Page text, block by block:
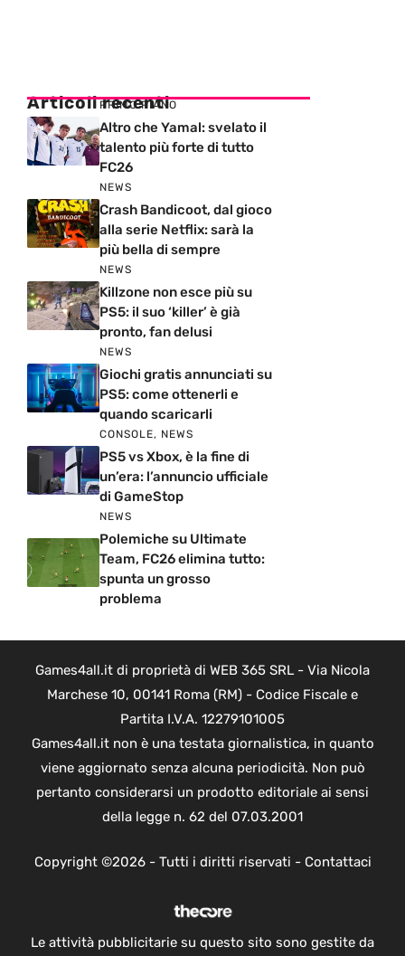
Articoli recenti
PRIMO PIANO
Altro che Yamal: svelato il
talento più forte di tutto
FC26
NEWS
Crash Bandicoot, dal gioco
alla serie Netflix: sarà la
più bella di sempre
NEWS
Killzone non esce più su
PS5: il suo ‘killer’ è già
pronto, fan delusi
NEWS
Giochi gratis annunciati su
PS5: come ottenerli e
quando scaricarli
CONSOLE, NEWS
PS5 vs Xbox, è la fine di
un’era: l’annuncio ufficiale
di GameStop
NEWS
Polemiche su Ultimate
Team, FC26 elimina tutto:
spunta un grosso
problema
Games4all.it di proprietà di WEB 365 SRL - Via Nicola
Marchese 10, 00141 Roma (RM) - Codice Fiscale e
Partita I.V.A. 12279101005
Games4all.it non è una testata giornalistica, in quanto
viene aggiornato senza alcuna periodicità. Non può
pertanto considerarsi un prodotto editoriale ai sensi
della legge n. 62 del 07.03.2001
Copyright ©2026 - Tutti i diritti riservati - Contattaci
Le attività pubblicitarie su questo sito sono gestite da